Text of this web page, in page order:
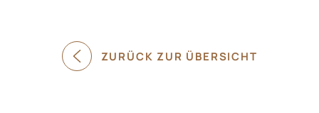
ZURÜCK ZUR ÜBERSICHT